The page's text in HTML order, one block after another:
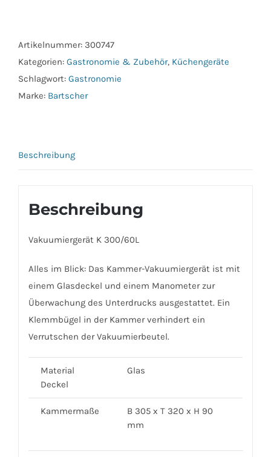
Menge
Artikelnummer: 300747
Kategorien: Gastronomie & Zubehör, Küchengeräte
Schlagwort: Gastronomie
Marke: Bartscher
Beschreibung
Beschreibung
Vakuumiergerät K 300/60L
Alles im Blick: Das Kammer-Vakuumiergerät ist mit
einem Glasdeckel und einem Manometer zur
Überwachung des Unterdrucks ausgestattet. Ein
Klemmbügel in der Kammer verhindert ein
Verrutschen der Vakuumierbeutel.
Material
Deckel
Glas
Kammermaße
B 305 x T 320 x H 90
mm